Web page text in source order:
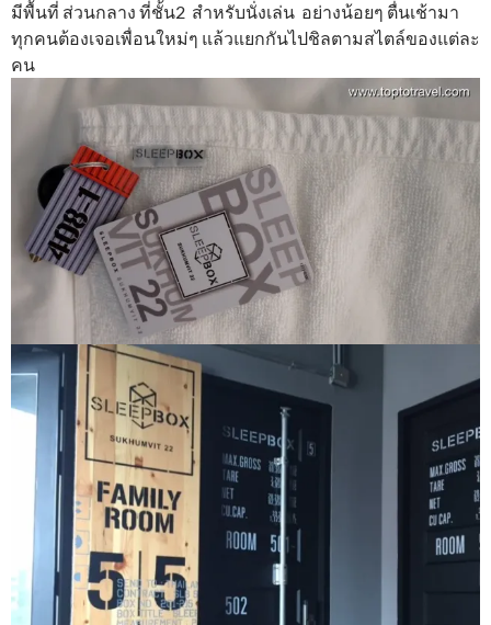
มีพื้นที่ ส่วนกลาง ที่ชั้น2 สำหรับนั่งเล่น อย่างน้อยๆ ตื่นเช้ามา
ทุกคนต้องเจอเพื่อนใหม่ๆ แล้วแยกกันไปชิลตามสไตล์ของแต่ละ
คน